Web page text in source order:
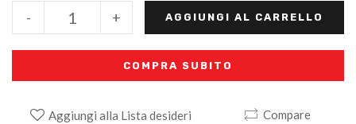
+
- AGGIUNGI AL CARRELLO
COMPRA SUBITO
Aggiungi alla Lista desideri Compare